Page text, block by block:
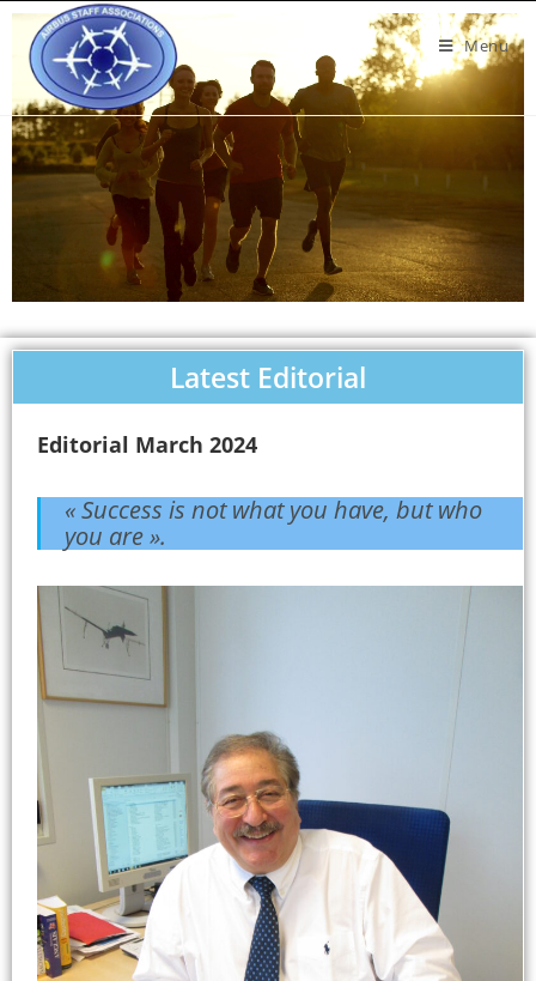
Menu
Latest Editorial
Editorial March 2024
« Success is not what you have, but who
you are ».